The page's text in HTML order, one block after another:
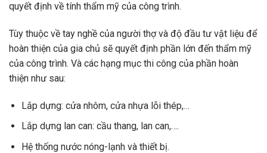
quyết định về tính thẩm mỹ của công trình.
Tùy thuộc về tay nghề của người thợ và độ đầu tư vật liệu để
hoàn thiện của gia chủ sẽ quyết định phần lớn đến thẩm mỹ
của công trình. Và các hạng mục thi công của phần hoàn
thiện như sau:
Lắp dựng: cửa nhôm, cửa nhựa lỗi thép,…
Lắp dựng lan can: cầu thang, lan can,….
Hệ thống nước nóng-lạnh và thiết bị.